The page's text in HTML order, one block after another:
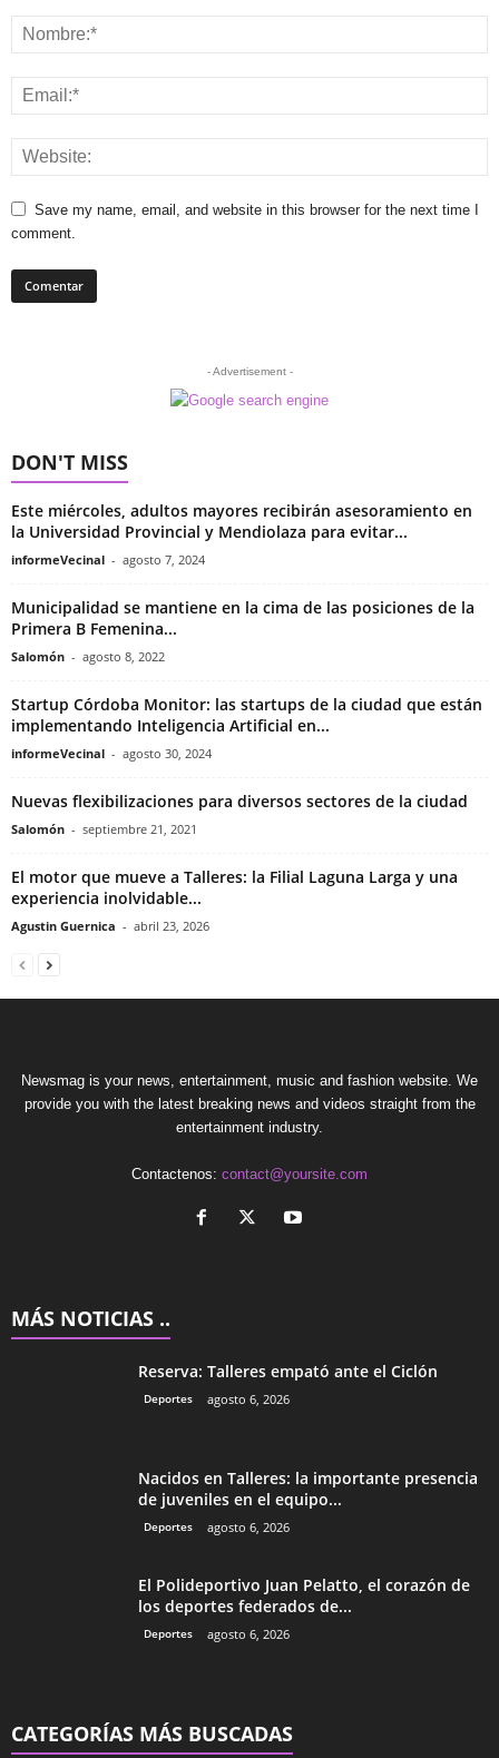
Save my name, email, and website in this browser for the next time I
comment.
- Advertisement -
DON'T MISS
Este miércoles, adultos mayores recibirán asesoramiento en
la Universidad Provincial y Mendiolaza para evitar...
informeVecinal - agosto 7, 2024
Municipalidad se mantiene en la cima de las posiciones de la
Primera B Femenina...
Salomón - agosto 8, 2022
Startup Córdoba Monitor: las startups de la ciudad que están
implementando Inteligencia Artificial en...
informeVecinal - agosto 30, 2024
Nuevas flexibilizaciones para diversos sectores de la ciudad
Salomón - septiembre 21, 2021
El motor que mueve a Talleres: la Filial Laguna Larga y una
experiencia inolvidable...
Agustin Guernica - abril 23, 2026
Newsmag is your news, entertainment, music and fashion website. We
provide you with the latest breaking news and videos straight from the
entertainment industry.
Contactenos: contact@yoursite.com
MÁS NOTICIAS ..
Reserva: Talleres empató ante el Ciclón
Deportes agosto 6, 2026
Nacidos en Talleres: la importante presencia
de juveniles en el equipo...
Deportes agosto 6, 2026
El Polideportivo Juan Pelatto, el corazón de
los deportes federados de...
Deportes agosto 6, 2026
CATEGORÍAS MÁS BUSCADAS